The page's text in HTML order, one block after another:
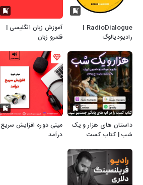
RadioDialogue |
رادیودیالوگ
آموزش زبان انگلیسی |
قلمرو زبان
داستان های هزار و یک
شب | کتاب کست
مینی دوره افزایش سریع
درآمد